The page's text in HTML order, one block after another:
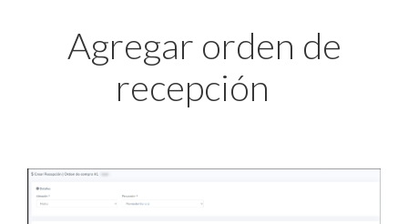
Agregar orden de
recepción